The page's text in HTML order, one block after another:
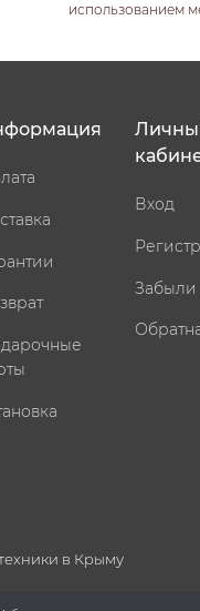
использованием
Вход
Забыли
в Крыму